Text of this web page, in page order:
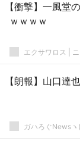
【衝撃】一風堂
ｗｗｗｗ
エクサワロス |
【朗報】山口達
ガハろぐNewsヽ